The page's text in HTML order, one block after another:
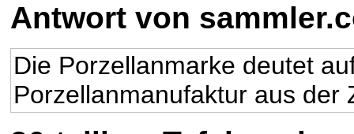
Antwort von
Die Porzellanmarke deutet
Porzellanmanufaktur aus der